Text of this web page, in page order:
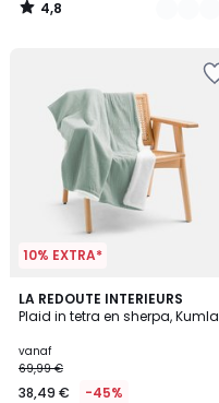
4,8
/
10% EXTRA*
LA REDOUTE INTERIEURS
Plaid in tetra en sherpa, Kumla
vanaf
69,99 €
38,49 € -45%
4,7
/ 5
5
Kleuren